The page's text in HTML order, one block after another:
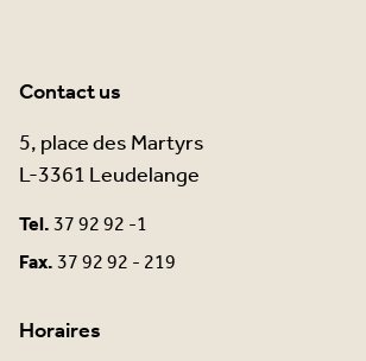
Contact us
5, place des Martyrs
L-3361 Leudelange
Tel.37 92 92 -1
Fax.37 92 92 - 219
Horaires